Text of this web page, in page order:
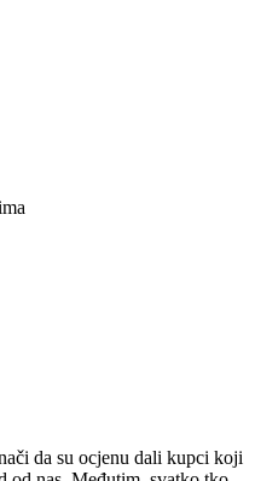
da su ocjenu dali kupci koji